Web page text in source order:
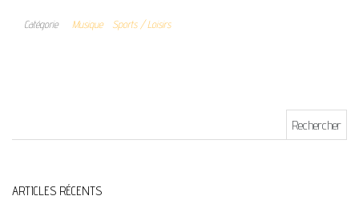
Catégorie Musique Sports / Loisirs
ARTICLES RÉCENTS